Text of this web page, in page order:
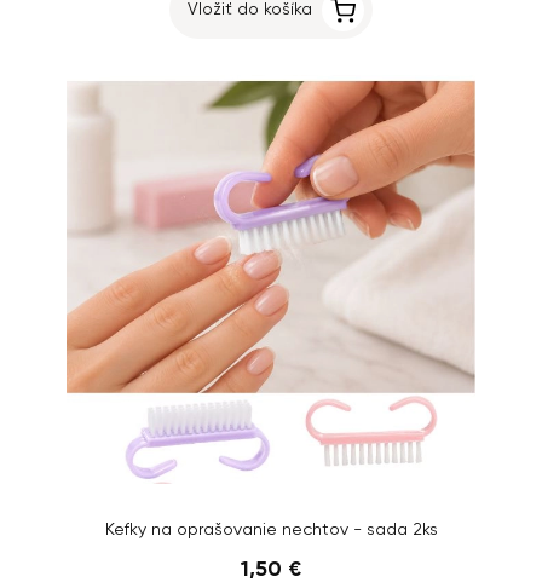
Vložiť do košíka
Kefky na oprašovanie nechtov - sada 2ks
1,50 €